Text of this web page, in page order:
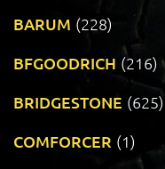
BARUM (228)
BFGOODRICH (216)
BRIDGESTONE (625)
COMFORCER (1)